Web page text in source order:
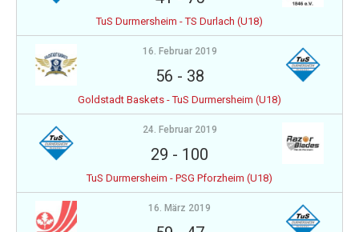
TuS Durmersheim - TS Durlach (U18)
16. Februar 2019
56 - 38
Goldstadt Baskets - TuS Durmersheim (U18)
24. Februar 2019
29 - 100
TuS Durmersheim - PSG Pforzheim (U18)
16. März 2019